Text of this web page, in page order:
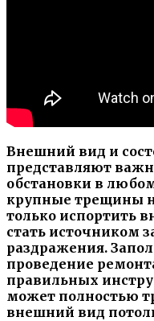
Внешний вид и
представляют
обстановки в
крупные трещины
только испортить
стать источником
раздражения.
проведение
правильных
может полностью
внешний вид